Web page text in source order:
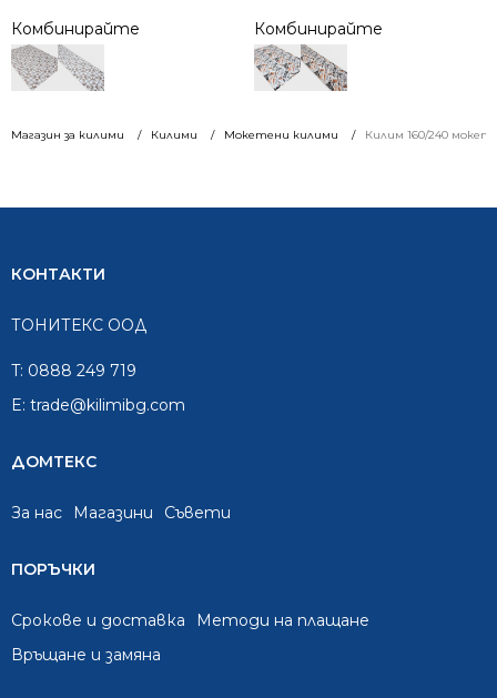
Магазин за килими Килими Мокетени килими Килим 160/240
was:
89.00 €.
is:
40.00 €.
Комбинирайте
was:
89.00 €.
is:
40.00 €.
Комбинирайте
КОНТАКТИ
ТОНИТЕКС ООД
T: 0888 249 719
E: trade@kilimibg.com
ДОМТЕКС
За нас Mагазини Съвети
ПОРЪЧКИ
Срокове и доставка
Методи на плащане
Връщане и замяна